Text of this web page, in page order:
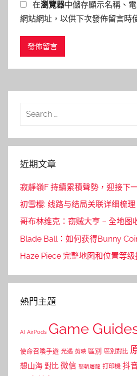
在瀏覽器中儲存顯示名稱、
網站網址，以供下次發佈留言時
Search
近期文章
寂靜嶺F 持續累積聲勢，迎接下
初雪樱: 线路与结局关联详细梳理
哥布林维克：窃贼大亨 – 全地图
Blade Ball：如何获得Bunny
Haze Piece 完整地图和位置等级
熱門主題
AI AirPods Game
使命召喚手遊 光遇 剪映 區別 區別對比
想山海 對比 微信 怒斬屠龍 打印機 抖